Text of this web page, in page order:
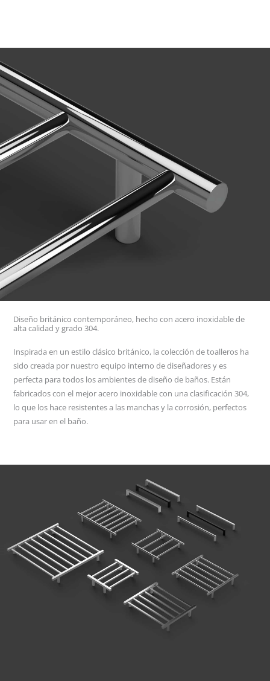
Diseño británico contemporáneo, hecho con acero inoxidable de
alta calidad y grado 304.
Inspirada en un estilo clásico británico, la colección de toalleros ha
sido creada por nuestro equipo interno de diseñadores y es
perfecta para todos los ambientes de diseño de baños. Están
fabricados con el mejor acero inoxidable con una clasificación 304,
lo que los hace resistentes a las manchas y la corrosión, perfectos
para usar en el baño.